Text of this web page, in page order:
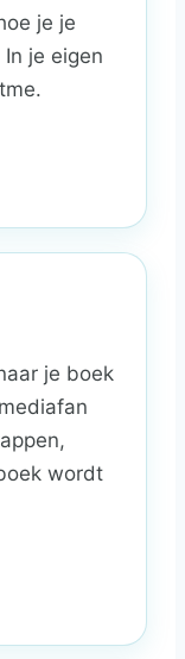
je je
je eigen
je boek
wordt